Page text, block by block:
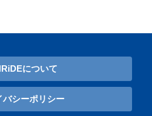
について
バシーポリシー